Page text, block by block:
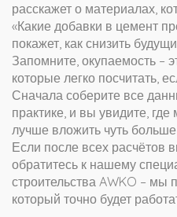
расскажет о материалах,
«Какие добавки в цемент
покажет, как снизить
Запомните, окупаемость –
которые легко посчитать,
Сначала соберите все
практике, и вы увидите,
лучше вложить чуть
Если после всех расчётов
обратитесь к нашему
строительства AWKO –
который точно будет